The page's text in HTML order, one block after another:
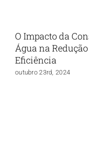
O Impacto da
Água na
Eficiência
outubro 23rd, 2024